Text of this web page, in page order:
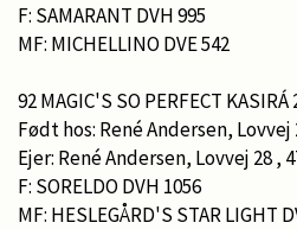
F: SAMARANT DVH 995
MF: MICHELLINO DVE 542
92 MAGIC'S SO PERFECT
Født hos: René Andersen,
Ejer: René Andersen, Lovvej 28 ,
F: SORELDO DVH 1056
MF: HESLEGÅRD'S STAR LIGHT